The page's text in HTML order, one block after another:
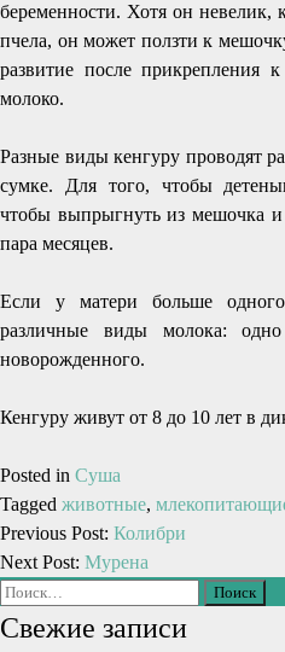
беременности. Хотя он невелик,
пчела, он может ползти к
развитие после прикрепления
молоко.
Разные виды кенгуру проводят
сумке. Для того, чтобы
чтобы выпрыгнуть из мешочка и
пара месяцев.
Если у матери больше
различные виды молока:
новорожденного.
Кенгуру живут от 8 до 10 лет в
Posted in Суша
Tagged животные,
Previous Post: Колибри
Next Post: Мурена
Свежие записи